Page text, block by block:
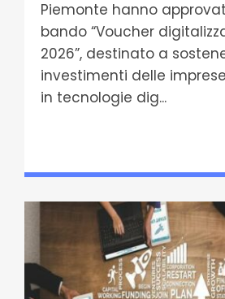
Piemonte hanno
bando “Voucher
2026”, destinato a
investimenti delle
in tecnologie dig...